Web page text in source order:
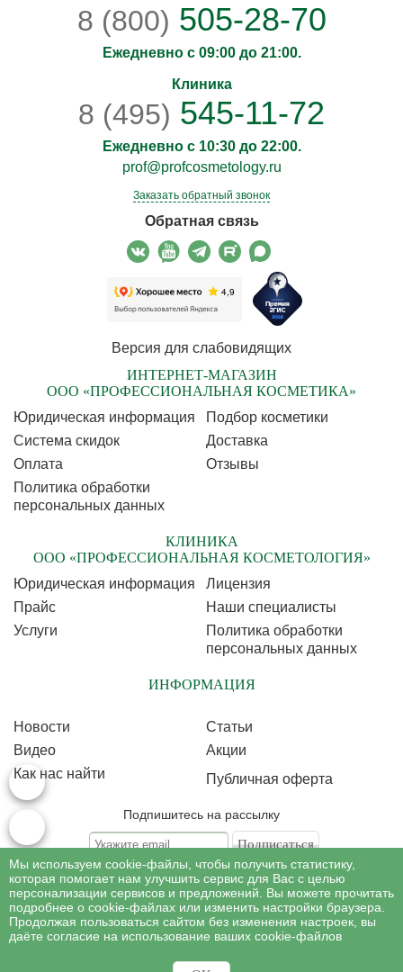
8 (800) 505-28-70
Ежедневно с 09:00 до 21:00.
Клиника
8 (495) 545-11-72
Ежедневно с 10:30 до 22:00.
prof@profcosmetology.ru
Заказать обратный звонок
Обратная связь
Версия для слабовидящих
ИНТЕРНЕТ-МАГАЗИН
ООО «ПРОФЕССИОНАЛЬНАЯ КОСМЕТИКА»
Юридическая информация
Подбор косметики
Cистема скидок
Доставка
Оплата
Отзывы
Политика обработки
персональных данных
КЛИНИКА
ООО «ПРОФЕССИОНАЛЬНАЯ КОСМЕТОЛОГИЯ»
Юридическая информация
Лицензия
Прайс
Наши специалисты
Услуги
Политика обработки
персональных данных
ИНФОРМАЦИЯ
Новости
Статьи
Видео
Акции
Как нас найти
Публичная оферта
Подпишитесь на рассылку
Подписываясь на рассылку, Вы соглашаетесь c условиями политикиобработки
персональных данных
©Профессиональная косметология, 2007 - 2026
Все права на материалы сайта www.profcosmetology.ru охраняются в
Имеются противопоказания, необходима консультация специалиста.
Мы используем cookie-файлы, чтобы получить статистику,
которая помогает нам улучшить сервис для Вас с целью
персонализации сервисов и предложений. Вы можете прочитать
подробнее о cookie-файлах или изменить настройки браузера.
Продолжая пользоваться сайтом без изменения настроек, вы
даёте согласие на использование ваших cookie-файлов